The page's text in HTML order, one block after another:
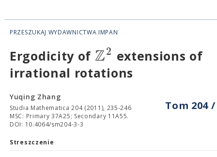
PRZESZUKAJ WYDAWNICTWA IMPAN
Ergodicity of Z2 extensions of
irrational rotations
Tom 204 /
Yuqing Zhang
Studia Mathematica 204 (2011), 235-246
MSC: Primary 37A25; Secondary 11A55.
DOI: 10.4064/sm204-3-3
Streszczenie